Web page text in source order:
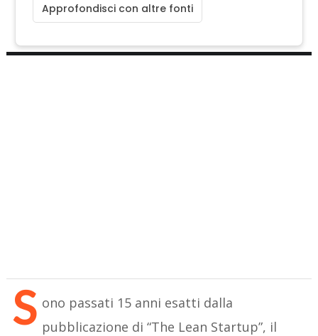
Approfondisci con altre fonti
S ono passati 15 anni esatti dalla
pubblicazione di “The Lean Startup”, il